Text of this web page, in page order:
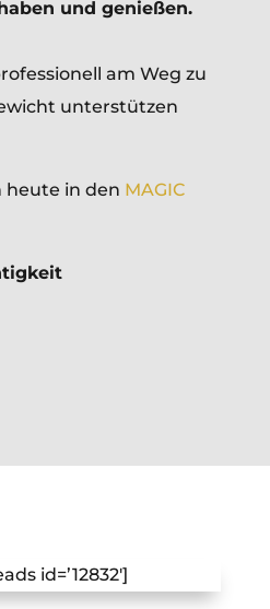
und genießen.
am Weg zu
unterstützen
heute in den MAGIC
id=’12832′]